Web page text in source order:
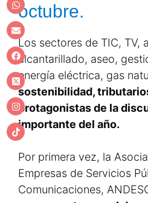
octubre.
Los sectores de TIC, TV,
alcantarillado, aseo,
energía eléctrica, gas
sostenibilidad,
protagonistas de la
importante del año.
Por primera vez, la
Empresas de Servicios
Comunicaciones,